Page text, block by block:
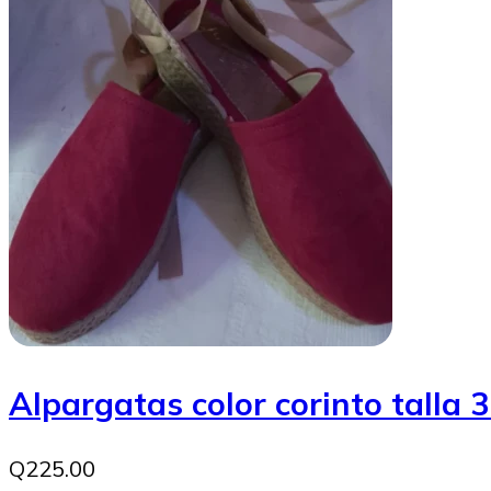
Alpargatas color corinto talla
Q225.00